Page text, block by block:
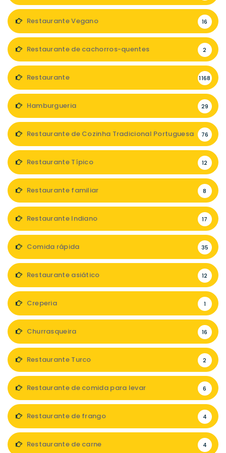
Restaurante Vegano 16
Restaurante de cachorros-quentes 2
Restaurante 1168
Hamburgueria 29
Restaurante de Cozinha Tradicional Portuguesa 76
Restaurante Típico 12
Restaurante familiar 8
Restaurante Indiano 17
Comida rápida 35
Restaurante asiático 12
Creperia 1
Churrasqueira 16
Restaurante Turco 2
Restaurante de comida para levar 6
Restaurante de frango 4
Restaurante de carne 4